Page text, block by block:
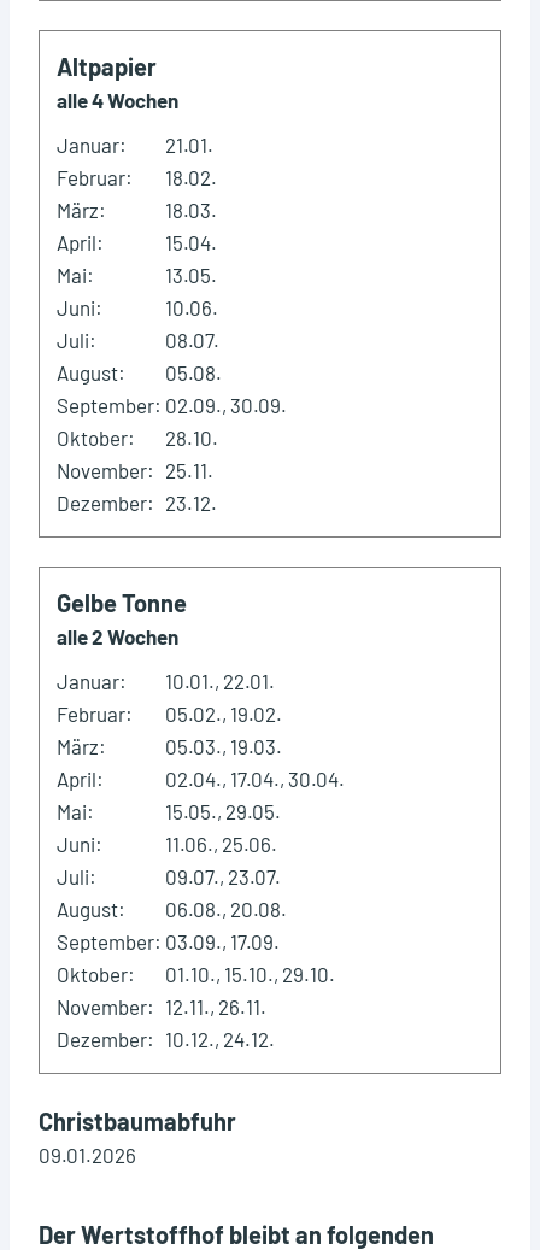
Altpapier
alle 4 Wochen
Januar:
21.01.
Februar:
18.02.
März:
18.03.
April:
15.04.
Mai:
13.05.
Juni:
10.06.
Juli:
08.07.
August:
05.08.
September: 02.09., 30.09.
Oktober:
28.10.
November: 25.11.
Dezember: 23.12.
Gelbe Tonne
alle 2 Wochen
Januar:
10.01., 22.01.
Februar:
05.02., 19.02.
März:
05.03., 19.03.
April:
02.04., 17.04., 30.04.
Mai:
15.05., 29.05.
Juni:
11.06., 25.06.
Juli:
09.07., 23.07.
August:
06.08., 20.08.
September: 03.09., 17.09.
Oktober:
01.10., 15.10., 29.10.
November: 12.11., 26.11.
Dezember: 10.12., 24.12.
Christbaumabfuhr
09.01.2026
Der Wertstoffhof bleibt an folgenden